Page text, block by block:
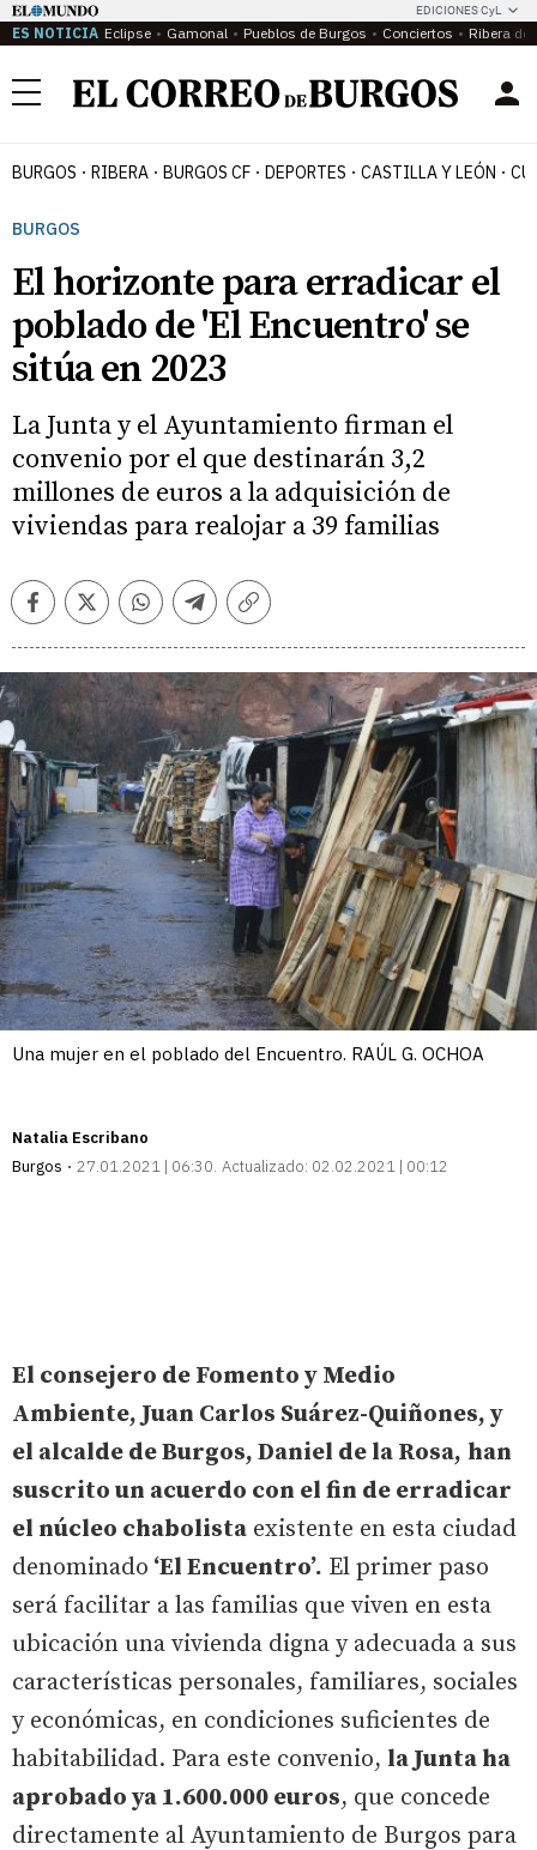
EDICIONES CyL
ES NOTICIA Eclipse Gamonal Pueblos de Burgos Conciertos Ribera del
Menú
BURGOS RIBERA BURGOS CF DEPORTES CASTILLA Y LEÓN
BURGOS
El horizonte para erradicar el
poblado de 'El Encuentro' se
sitúa en 2023
La Junta y el Ayuntamiento firman el
convenio por el que destinarán 3,2
millones de euros a la adquisición de
viviendas para realojar a 39 familias
FacebookTwitterWhatsappTelegramCopiar
Una mujer en el poblado del Encuentro. RAÚL G. OCHOA
Natalia Escribano
Burgos
27.01.2021 | 06:30 Actualizado: 02.02.2021 | 00:12
El consejero de Fomento y Medio
Ambiente, Juan Carlos Suárez-Quiñones, y
el alcalde de Burgos, Daniel de la Rosa, han
suscrito un acuerdo con el fin de erradicar
el núcleo chabolista existente en esta ciudad
denominado ‘El Encuentro’. El primer paso
será facilitar a las familias que viven en esta
ubicación una vivienda digna y adecuada a sus
características personales, familiares, sociales
y económicas, en condiciones suficientes de
habitabilidad. Para este convenio, la Junta ha
aprobado ya 1.600.000 euros, que concede
directamente al Ayuntamiento de Burgos para